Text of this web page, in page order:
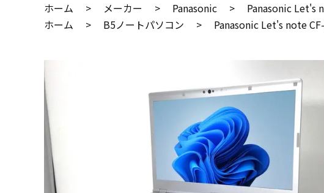
ホーム
> メーカー > Panasonic >
Panasonic Let's
ホーム
> B5ノートパソコン > Panasonic Let's note